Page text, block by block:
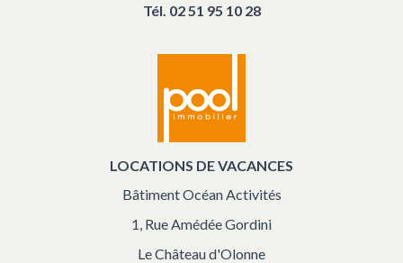
Tél. 02 51 95 10 28
LOCATIONS DE VACANCES
Bâtiment Océan Activités
1, Rue Amédée Gordini
Le Château d'Olonne